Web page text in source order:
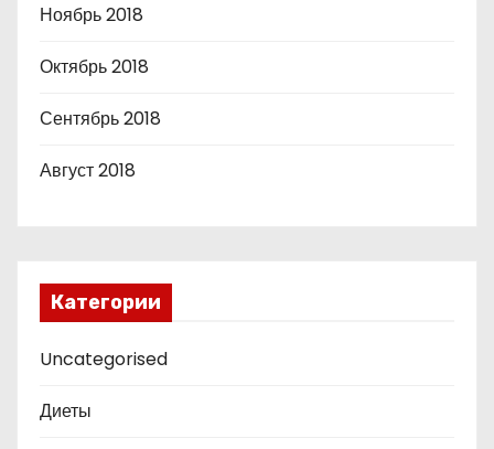
Ноябрь 2018
Октябрь 2018
Сентябрь 2018
Август 2018
Категории
Uncategorised
Диеты